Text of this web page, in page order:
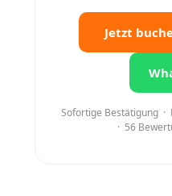
Jetzt
Sofortige Bestätigung ·
· 56